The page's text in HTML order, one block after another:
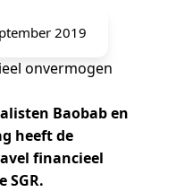
2019
onvermogen
Baobab en
heeft de
financieel
SGR.